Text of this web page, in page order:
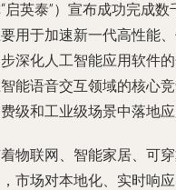
启英泰”）宣布成功完成
用于加速新一代高性能
深化人工智能应用软件
能语音交互领域的核心
级和工业级场景中落地应
物联网、智能家居、可
市场对本地化、实时响